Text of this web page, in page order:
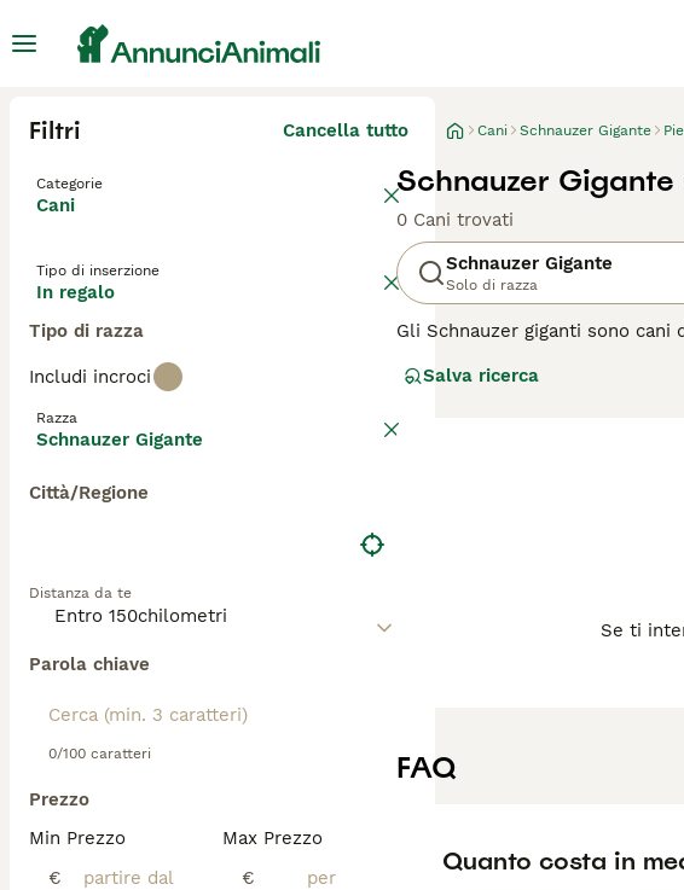
Filtri Cancella tutto
Categorie
Cani
Tipo di inserzione
In regalo
Tipo di razza
Includi incroci
Razza
Schnauzer Gigante
Città/Regione
Distanza da te
Parola chiave
0/100 caratteri
Prezzo
Min Prezzo
€
Max Prezzo
€
Cani Schnauzer Gigante
Schnauzer
0 Cani trovati
Schnauzer Gigante
Solo di razza
Gli Schnauzer giganti sono
motivi per cui la razza è
sentono minacciati, va da sè).
Salva ricerca
Se ti
FAQ
Quanto costa in